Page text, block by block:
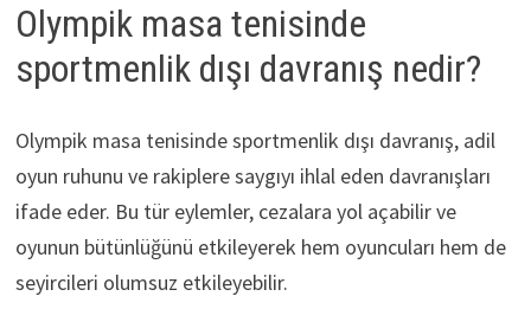
Olympik masa tenisinde
sportmenlik dışı davranış nedir?
Olympik masa tenisinde sportmenlik dışı davranış, adil
oyun ruhunu ve rakiplere saygıyı ihlal eden davranışları
ifade eder. Bu tür eylemler, cezalara yol açabilir ve
oyunun bütünlüğünü etkileyerek hem oyuncuları hem de
seyircileri olumsuz etkileyebilir.